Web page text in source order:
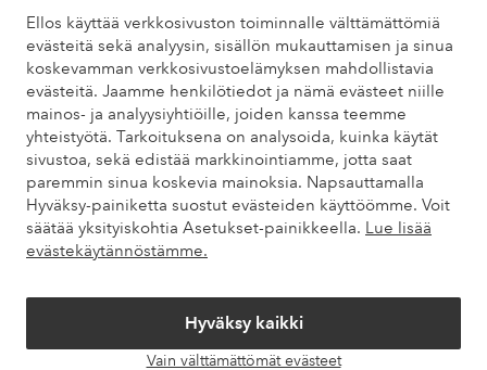
Ellos käyttää verkkosivuston toiminnalle välttämättömiä
evästeitä sekä analyysin, sisällön mukauttamisen ja sinua
koskevamman verkkosivustoelämyksen mahdollistavia
evästeitä. Jaamme henkilötiedot ja nämä evästeet niille
mainos- ja analyysiyhtiöille, joiden kanssa teemme
yhteistyötä. Tarkoituksena on analysoida, kuinka käytät
sivustoa, sekä edistää markkinointiamme, jotta saat
paremmin sinua koskevia mainoksia. Napsauttamalla
Hyväksy-painiketta suostut evästeiden käyttöömme. Voit
säätää yksityiskohtia Asetukset-painikkeella. Lue lisää
evästekäytännöstämme.
Hyväksy kaikki
Vain välttämättömät evästeet
Ystävät
Turvalliset maksut – maksa nyt tai erissä
Haluatko tietää lisää maksuvaihtoehdoistamme?
elpy elpy
Facebook Instagram Pinterest
Youtube